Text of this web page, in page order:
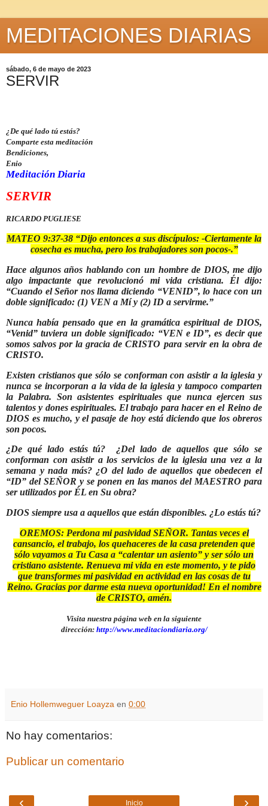
MEDITACIONES DIARIAS
sábado, 6 de mayo de 2023
SERVIR
¿De qué lado tú estás?
Comparte esta meditación
Bendiciones,
Enio
Meditación Diaria
SERVIR
RICARDO PUGLIESE
MATEO 9:37-38 “Dijo entonces a sus discípulos: -Ciertamente la
cosecha es mucha, pero los trabajadores son pocos-.”
Hace algunos años hablando con un hombre de DIOS, me dijo
algo impactante que revolucionó mi vida cristiana. Él dijo:
“Cuando el Señor nos llama diciendo “VENID”, lo hace con un
doble significado: (1) VEN a Mí y (2) ID a servirme.”
Nunca había pensado que en la gramática espiritual de DIOS,
“Venid” tuviera un doble significado: “VEN e ID”, es decir que
somos salvos por la gracia de CRISTO para servir en la obra de
CRISTO.
Existen cristianos que sólo se conforman con asistir a la iglesia y
nunca se incorporan a la vida de la iglesia y tampoco comparten
la Palabra. Son asistentes espirituales que nunca ejercen sus
talentos y dones espirituales. El trabajo para hacer en el Reino de
DIOS es mucho, y el pasaje de hoy está diciendo que los obreros
son pocos.
¿De qué lado estás tú? ¿Del lado de aquellos que sólo se
conforman con asistir a los servicios de la iglesia una vez a la
semana y nada más? ¿O del lado de aquellos que obedecen el
“ID” del SEÑOR y se ponen en las manos del MAESTRO para
ser utilizados por ÉL en Su obra?
DIOS siempre usa a aquellos que están disponibles. ¿Lo estás tú?
OREMOS: Perdona mi pasividad SEÑOR. Tantas veces el
cansancio, el trabajo, los quehaceres de la casa pretenden que
sólo vayamos a Tu Casa a “calentar un asiento” y ser sólo un
cristiano asistente. Renueva mi vida en este momento, y te pido
que transformes mi pasividad en actividad en las cosas de tu
Reino. Gracias por darme esta nueva oportunidad! En el nombre
de CRISTO, amén.
Visita nuestra página web en la siguiente
dirección: http://www.meditaciondiaria.org/
Enio Hollemweguer Loayza en 0:00
No hay comentarios:
Publicar un comentario
‹ ›
Inicio